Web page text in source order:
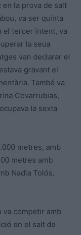
la prova de salt
va ser quinta
el tercer intent, va
la seua
van declarar el
gravant el
També va
Covarrubias,
la sexta
metres, amb
metres amb
Nadia Tolós,
va competir amb
en el salt de